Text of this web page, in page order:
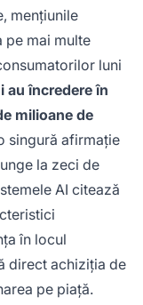
mențiunile
pe mai multe
luni
au încredere în
milioane de
singură afirmație
la zeci de
AI citează
în locul
direct achiziția de
pe piață.